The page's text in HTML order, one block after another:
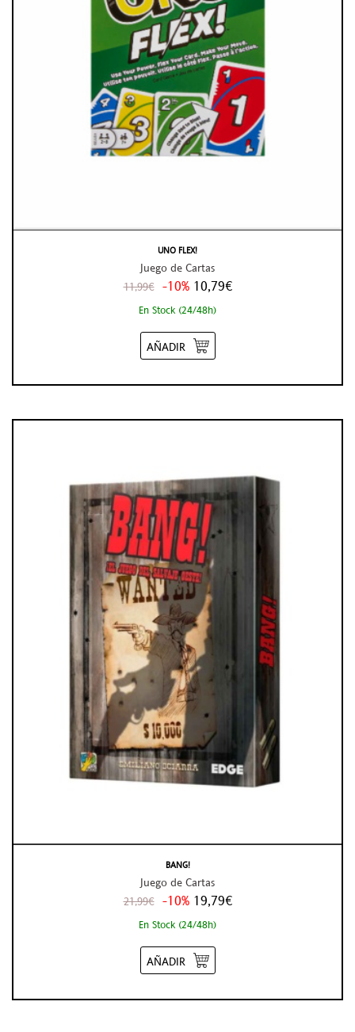
UNO FLEX!
Juego de Cartas
11,99€ -10% 10,79€
En Stock (24/48h)
AÑADIR
BANG!
Juego de Cartas
21,99€ -10% 19,79€
En Stock (24/48h)
AÑADIR